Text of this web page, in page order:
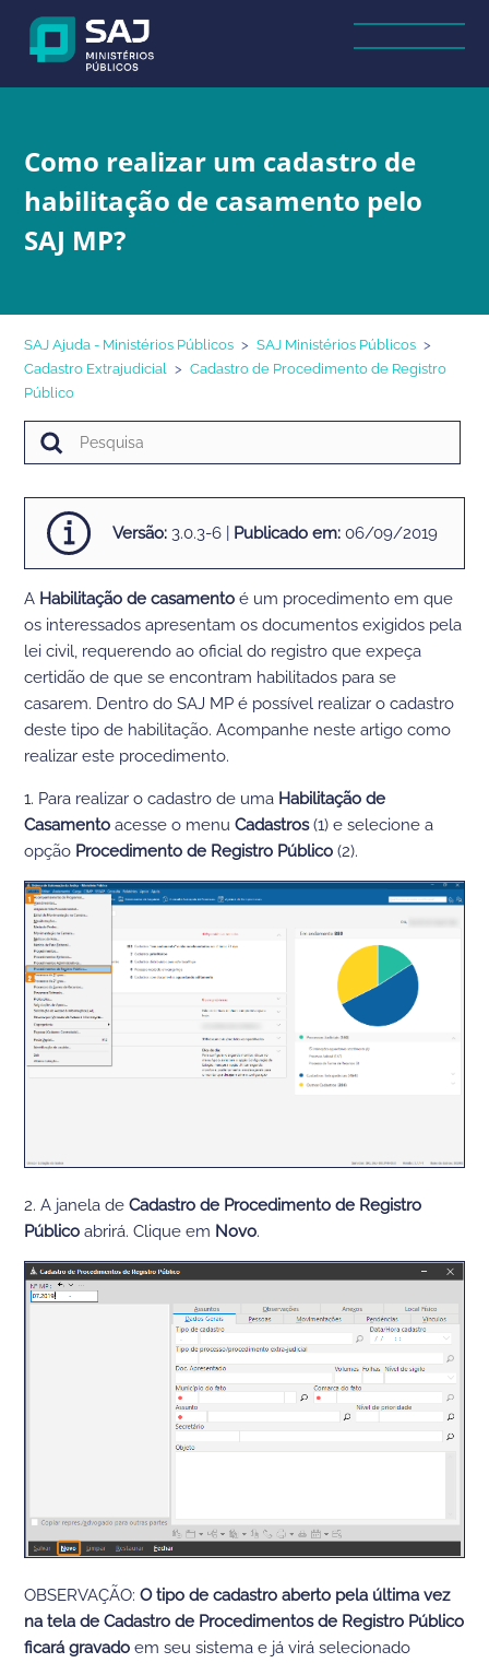
Como realizar um cadastro de
habilitação de casamento pelo
SAJ MP?
SAJ Ajuda - Ministérios Públicos
SAJ Ministérios Públicos
Cadastro Extrajudicial
Cadastro de Procedimento de Registro
Público
Versão: 3.0.3-6 | Publicado em: 06/09/2019
A Habilitação de casamento é um procedimento em que
os interessados apresentam os documentos exigidos pela
lei civil, requerendo ao oficial do registro que expeça
certidão de que se encontram habilitados para se
casarem. Dentro do SAJ MP é possível realizar o cadastro
deste tipo de habilitação. Acompanhe neste artigo como
realizar este procedimento.
1. Para realizar o cadastro de uma Habilitação de
Casamento acesse o menuCadastros(1) e selecione a
opção Procedimento de Registro Público (2).
2. A janela deCadastro de Procedimento de Registro
Público abrirá. Clique em Novo.
OBSERVAÇÃO:O tipo de cadastro aberto pela última vez
na tela de Cadastro de Procedimentos de Registro Público
ficará gravado em seu sistema e já virá selecionado